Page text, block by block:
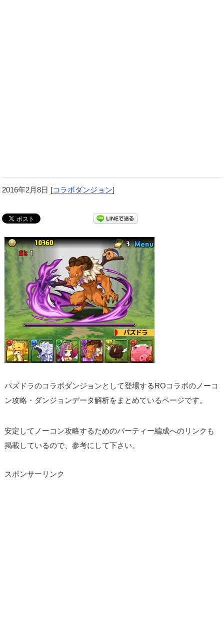
2016年2月8日 [コラボダンジョン]
パズドラのコラボダンジョンとして登場するROコラボのノーコ
ン攻略・ダンジョンデータ解析をまとめているページです。
安定してノーコン攻略するためのパーティー編成へのリンクも
掲載しているので、参考にして下さい。
スポンサーリンク